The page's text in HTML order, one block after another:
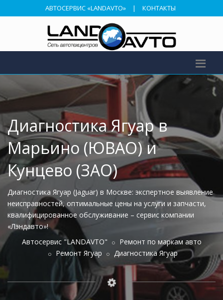
АВТОСЕРВИС «LANDAVTO» | КОНТАКТЫ
Диагностика Ягуар в
Марьино (ЮВАО) и
Кунцево (ЗАО)
Диагностика Ягуар (Jaguar) в Москве: экспертное выявление
неисправностей, оптимальные цены на услуги и запчасти,
квалифицированное обслуживание – сервис компании
«Лэндавто»!
Автосервис "LANDAVTO"
Ремонт по маркам авто
Ремонт Ягуар
Диагностика Ягуар